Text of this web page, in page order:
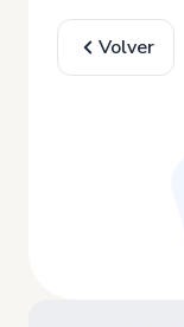
Volver